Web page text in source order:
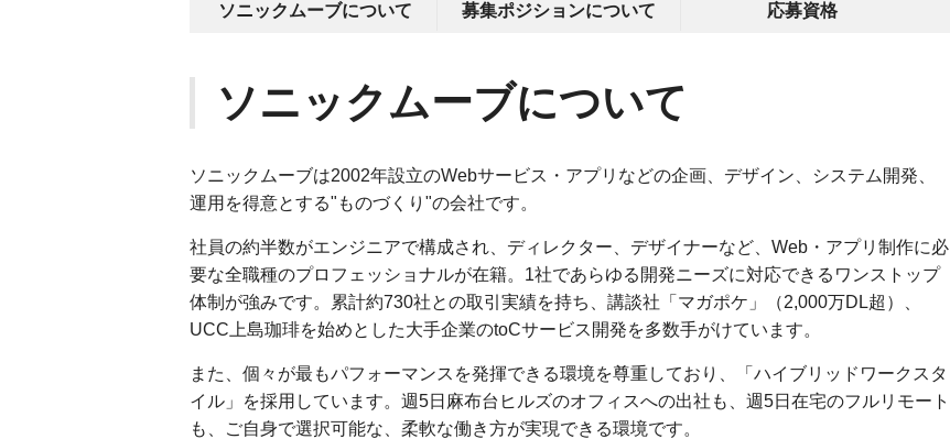
ソニックムーブについて 募集ポジションについて 応募資格
ソニックムーブについて
ソニックムーブは2002年設立のWebサービス・アプリなどの企画、デザイン、システム開発、
運用を得意とする"ものづくり"の会社です。
社員の約半数がエンジニアで構成され、ディレクター、デザイナーなど、Web・アプリ制作に必
要な全職種のプロフェッショナルが在籍。1社であらゆる開発ニーズに対応できるワンストップ
体制が強みです。累計約730社との取引実績を持ち、講談社「マガポケ」（2,000万DL超）、
UCC上島珈琲を始めとした大手企業のtoCサービス開発を多数手がけています。
また、個々が最もパフォーマンスを発揮できる環境を尊重しており、「ハイブリッドワークスタ
イル」を採用しています。週5日麻布台ヒルズのオフィスへの出社も、週5日在宅のフルリモート
も、ご自身で選択可能な、柔軟な働き方が実現できる環境です。